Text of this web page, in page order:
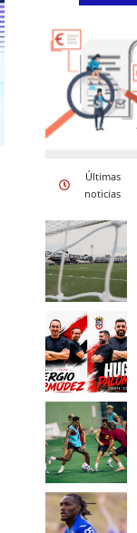
Últimas
noticias